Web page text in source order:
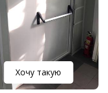
Хочу такую